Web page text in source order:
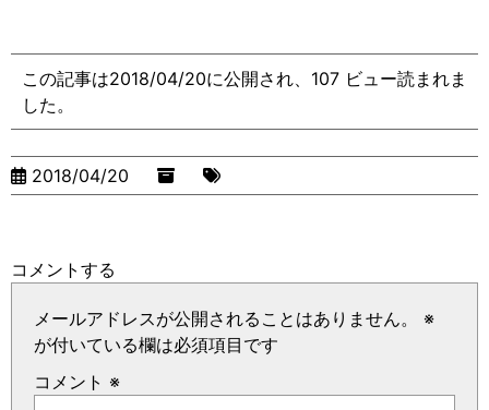
この記事は2018/04/20に公開され、107 ビュー読まれま
した。
2018/04/20
コメントする
メールアドレスが公開されることはありません。
※
が付いている欄は必須項目です
コメント ※